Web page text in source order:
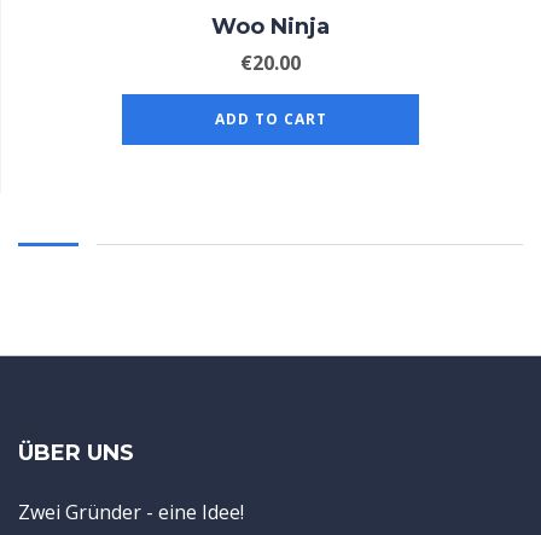
Woo Ninja
€20.00
ADD TO CART
ÜBER UNS
Zwei Gründer - eine Idee!